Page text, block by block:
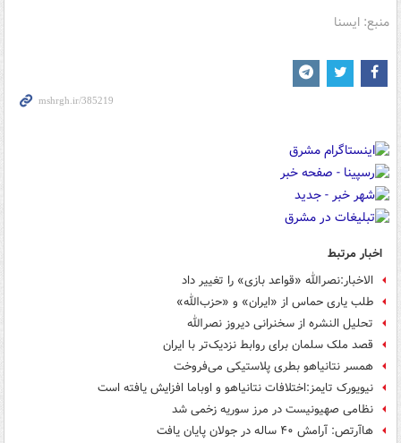
منبع: ایسنا
اخبار مرتبط
الاخبار:نصرالله «قواعد بازی» را تغییر داد
طلب یاری حماس از «ایران» و «حزب‌الله»
تحلیل النشره از سخنرانی دیروز نصرالله
قصد ملک سلمان برای روابط نزدیک‌تر با ایران
همسر نتانیاهو بطری‌ پلاستیکی می‌فروخت
نیویورک تایمز:اختلافات نتانیاهو و اوباما افزایش یافته است
نظامی صهیونیست در مرز سوریه زخمی شد
هاآرتص: آرامش ۴۰ ساله در جولان پایان یافت